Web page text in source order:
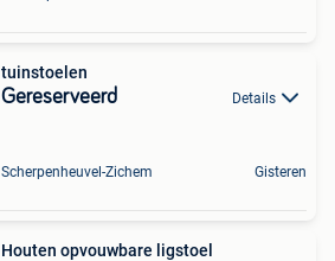
tuinstoelen
Gereserveerd Details
Scherpenheuvel-Zichem Gisteren
Houten opvouwbare ligstoel